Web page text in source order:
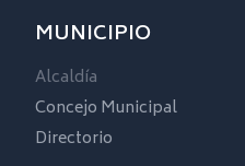
MUNICIPIO
Alcaldía
Concejo Municipal
Directorio